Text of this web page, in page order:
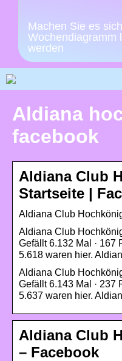
Machen Sie es
Wochendiagramm
werden
Aldiana
facebook
Aldiana Club
Startseite |
Aldiana Club
Aldiana Club
Gefällt 6.132 Mal · 167
5.618 waren hier.
Aldiana Club
Gefällt 6.143 Mal · 237
5.637 waren hier.
Aldiana Club
– Facebook